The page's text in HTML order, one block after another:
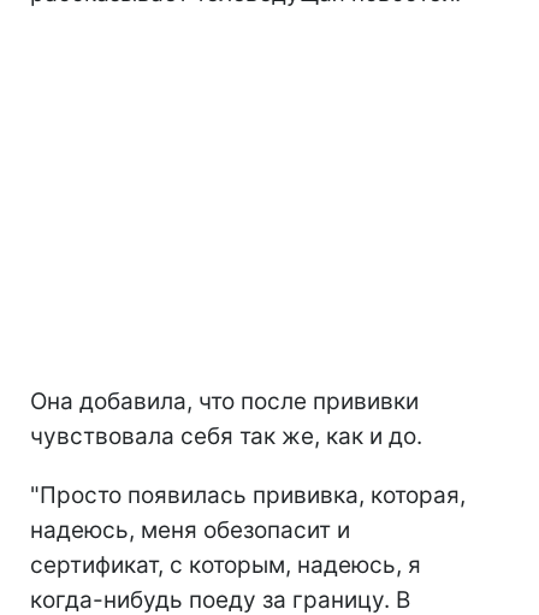
Она добавила, что после прививки
чувствовала себя так же, как и до.
"Просто появилась прививка, которая,
надеюсь, меня обезопасит и
сертификат, с которым, надеюсь, я
когда-нибудь поеду за границу. В